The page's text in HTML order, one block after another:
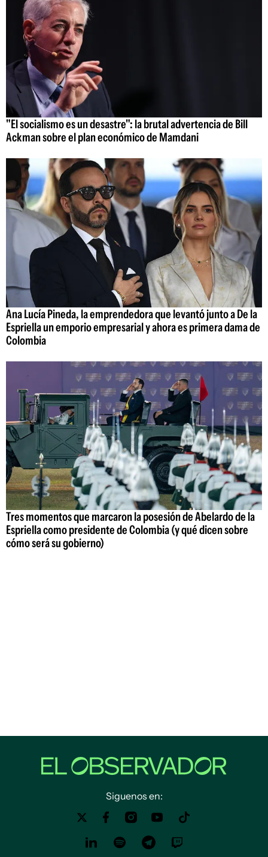
"El socialismo es un desastre": la brutal advertencia de Bill
Ackman sobre el plan económico de Mamdani
Ana Lucía Pineda, la emprendedora que levantó junto a De la
Espriella un emporio empresarial y ahora es primera dama de
Colombia
Tres momentos que marcaron la posesión de Abelardo de la
Espriella como presidente de Colombia (y qué dicen sobre
cómo será su gobierno)
Siguenos en: